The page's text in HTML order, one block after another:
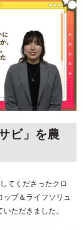
ビ」を農
てくださったクロ
プ＆ライフソリュ
ただきました。